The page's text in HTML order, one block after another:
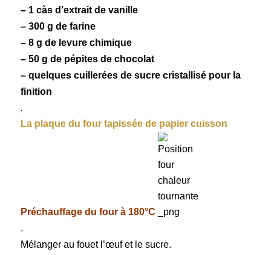
– 1 càs d’extrait de vanille
– 300 g de farine
– 8 g de levure chimique
– 50 g de pépites de chocolat
– quelques cuillerées de sucre cristallisé pour la
finition
.
La plaque du four tapissée de papier cuisson
Préchauffage du four à 180°C
.
Mélanger au fouet l’œuf et le sucre.